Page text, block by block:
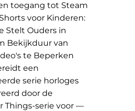
toegang tot Steam
voor Kinderen:
Stelt Ouders in
Bekijkduur van
te Beperken
een
serie horloges
door de
Things-serie voor —